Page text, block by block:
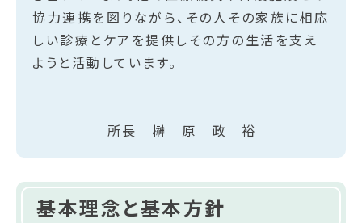
協力連携を図りながら、その人その家族に相応
しい診療とケアを提供しその方の生活を支え
ようと活動しています。
所長 榊 原 政 裕
基本理念と基本方針